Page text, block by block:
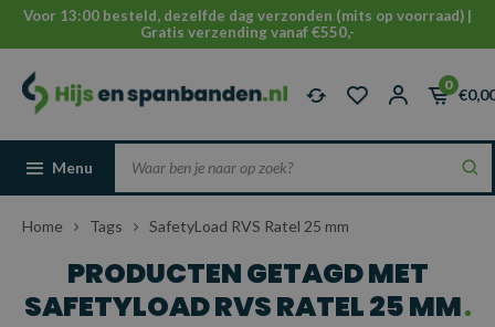
Voor 13:00 besteld, dezelfde dag verzonden (mits op voorraad) |
Gratis verzending vanaf €550,-
0
Menu
Home Tags SafetyLoad RVS Ratel 25 mm
PRODUCTEN GETAGD MET
SAFETYLOAD RVS RATEL 25 MM